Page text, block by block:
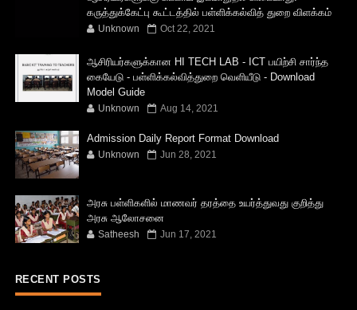
கருத்துக்கேட்பு கூட்டத்தில் பள்ளிக்கல்வித் துறை விளக்கம்
Unknown Oct 22, 2021
ஆசிரியர்களுக்கான HI TECH LAB - ICT பயிற்சி சார்ந்த
கையேடு - பள்ளிக்கல்வித்துறை வெளியீடு - Download
Model Guide
Unknown Aug 14, 2021
Admission Daily Report Format Download
Unknown Jun 28, 2021
அரசு பள்ளிகளில் மாணவர் தரத்தை உயர்த்துவது குறித்து
அரசு ஆலோசனை
Satheesh Jun 17, 2021
RECENT POSTS